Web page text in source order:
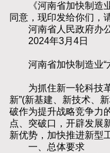
《河南省加快制造业
同意，现印发给你们，
河南省人民政府办
2024年3月4日
河南省加快制造业“
为抓住新一轮科技革
新”(新基建、新技术、
破作为提升战略竞争力
点、突破口，开辟发展
新优势，加快推进新型
一、总体要求